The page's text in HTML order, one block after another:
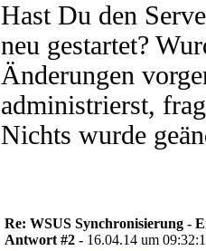
Hast Du den
neu gestartet?
Änderungen
administrierst,
Nichts wurde
Re: WSUS Synchronisierung -
Antwort #2 - 16.04.14 um